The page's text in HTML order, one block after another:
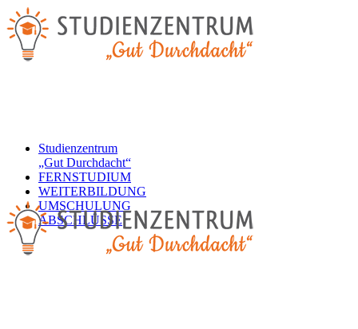
Studienzentrum
„Gut Durchdacht“
FERNSTUDIUM
WEITERBILDUNG
UMSCHULUNG
ABSCHLÜSSE